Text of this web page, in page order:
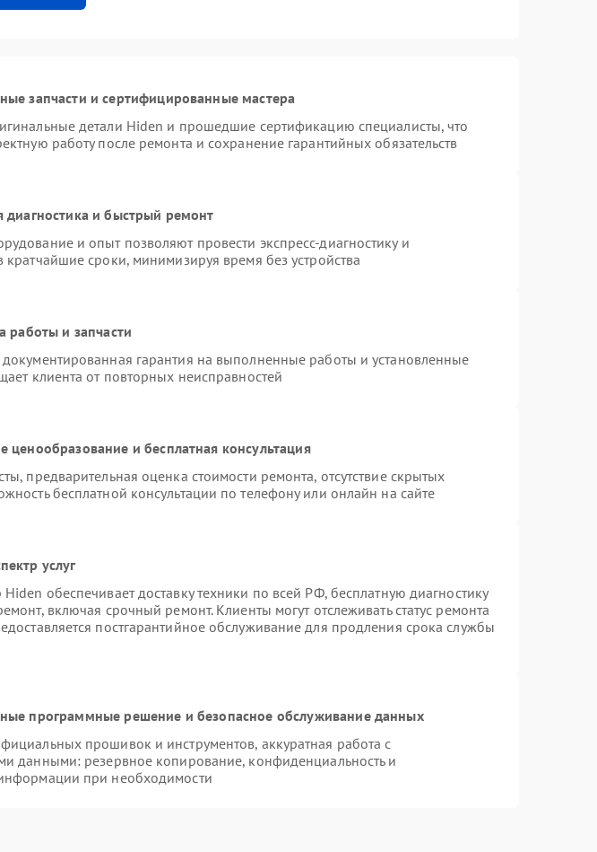
запчасти и сертифицированные мастера
детали Hiden и прошедшие сертификацию специалисты, что
работу после ремонта и сохранение гарантийных обязательств
диагностика и быстрый ремонт
и опыт позволяют провести экспресс-диагностику и
кратчайшие сроки, минимизируя время без устройства
работы и запчасти
документированная гарантия на выполненные работы и установленные
клиента от повторных неисправностей
ценообразование и бесплатная консультация
предварительная оценка стоимости ремонта, отсутствие скрытых
бесплатной консультации по телефону или онлайн на сайте
услуг
обеспечивает доставку техники по всей РФ, бесплатную диагностику
включая срочный ремонт. Клиенты могут отслеживать статус ремонта
постгарантийное обслуживание для продления срока службы
программные решение и безопасное обслуживание данных
прошивок и инструментов, аккуратная работа с
данными: резервное копирование, конфиденциальность и
при необходимости